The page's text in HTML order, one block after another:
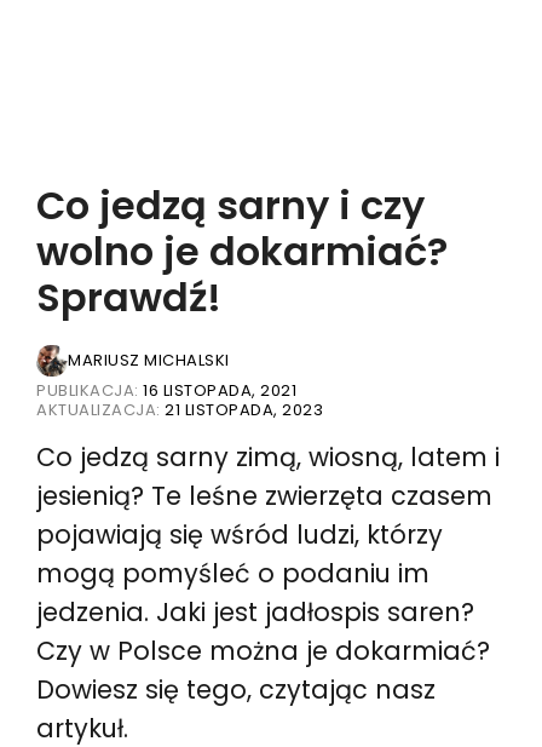
Co jedzą sarny i czy
wolno je dokarmiać?
Sprawdź!
MARIUSZ MICHALSKI
PUBLIKACJA: 16 LISTOPADA, 2021
AKTUALIZACJA: 21 LISTOPADA, 2023
Co jedzą sarny zimą, wiosną, latem i
jesienią? Te leśne zwierzęta czasem
pojawiają się wśród ludzi, którzy
mogą pomyśleć o podaniu im
jedzenia. Jaki jest jadłospis saren?
Czy w Polsce można je dokarmiać?
Dowiesz się tego, czytając nasz
artykuł.